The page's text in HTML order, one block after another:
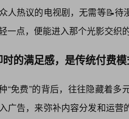
人热议的电视剧，无需等📝
一点，便能进入那个光影交织
时的满足感，是传统付费
“免费”的背后，往往隐藏着
广告，来弥补内容分发和运